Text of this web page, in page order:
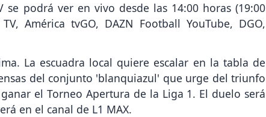
podrá ver en vivo desde las 14:00 horas (19:00
América tvGO, DAZN Football YouTube, DGO,
La escuadra local quiere escalar en la tabla de
del conjunto 'blanquiazul' que urge del triunfo
el Torneo Apertura de la Liga 1. El duelo será
en el canal de L1 MAX.